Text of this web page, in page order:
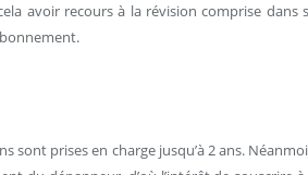
avoir recours à la révision comprise dans
sont prises en charge jusqu’à 2 ans.